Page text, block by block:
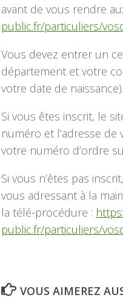
avant de vous rendre
public.fr/particuliers/
Vous devez entrer un
département et votre
votre date de naissance).
Si vous êtes inscrit, le
numéro et l’adresse
votre numéro d’ordre
Si vous n’êtes pas
vous adressant à la
la télé-procédure :
public.fr/particuliers/
VOUS AIMEREZ